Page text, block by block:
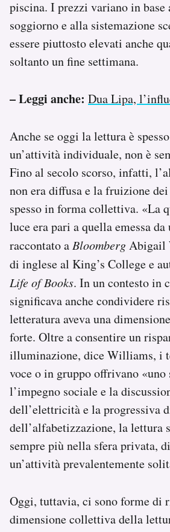
piscina. I prezzi variano in base
soggiorno e alla sistemazione
essere piuttosto elevati anche
soltanto un fine settimana.
– Leggi anche: Dua Lipa,
Anche se oggi la lettura è
un’attività individuale, non è
Fino al secolo scorso, infatti,
non era diffusa e la fruizione
spesso in forma collettiva. «La
luce era pari a quella emessa
raccontato a BloombergAbigail
di inglese al King’s College e
Life of Books. In un contesto in
significava anche condividere
letteratura aveva una
forte. Oltre a consentire un
illuminazione, dice Williams, i
voce o in gruppo offrivano «uno
l’impegno sociale e la
dell’elettricità e la progressiva
dell’alfabetizzazione, la lettura
sempre più nella sfera privata,
un’attività prevalentemente
Oggi, tuttavia, ci sono forme di
dimensione collettiva della